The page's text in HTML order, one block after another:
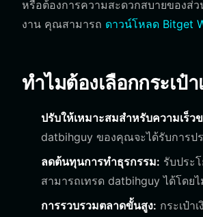
หรือต้องการความสะดวกสบายของส่
งาน คุณสามารถ ดาวน์โหลด Bitget
ทำไมต้องเลือกกระเป๋
ปรับให้เหมาะสมสำหรับความเร็ว
datbihguy ของคุณจะได้รับการป
ลดต้นทุนการทำธุรกรรม: รับประ
สามารถเทรด datbihguy ได้โดย
การรวบรวมตลาดขั้นสูง: กระเป๋า